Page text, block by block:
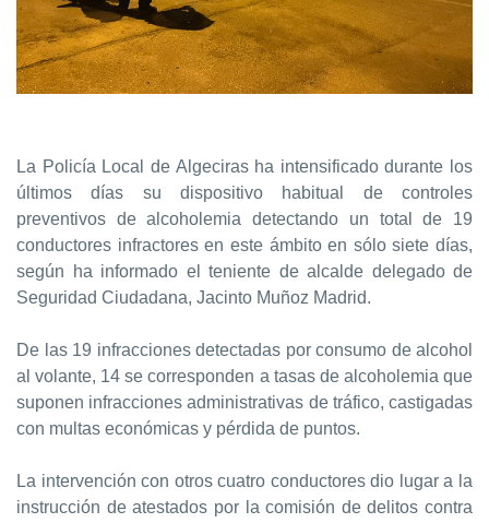
La Policía Local de Algeciras ha intensificado durante los
últimos días su dispositivo habitual de controles
preventivos de alcoholemia detectando un total de 19
conductores infractores en este ámbito en sólo siete días,
según ha informado el teniente de alcalde delegado de
Seguridad Ciudadana, Jacinto Muñoz Madrid.
De las 19 infracciones detectadas por consumo de alcohol
al volante, 14 se corresponden a tasas de alcoholemia que
suponen infracciones administrativas de tráfico, castigadas
con multas económicas y pérdida de puntos.
La intervención con otros cuatro conductores dio lugar a la
instrucción de atestados por la comisión de delitos contra